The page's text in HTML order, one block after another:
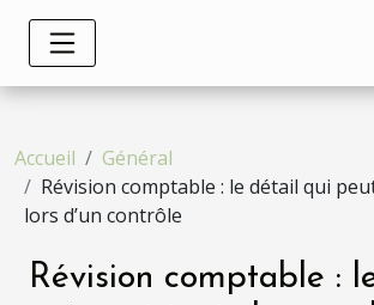
Accueil
Général
Révision comptable : le détail qui
lors d’un contrôle
Révision comptable :